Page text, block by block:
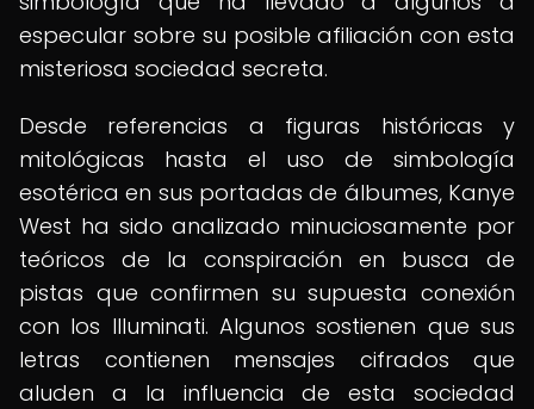
especular sobre su posible afiliación con esta
misteriosa sociedad secreta.
Desde referencias a figuras históricas y
mitológicas hasta el uso de simbología
esotérica en sus portadas de álbumes, Kanye
West ha sido analizado minuciosamente por
teóricos de la conspiración en busca de
pistas que confirmen su supuesta conexión
con los Illuminati. Algunos sostienen que sus
letras contienen mensajes cifrados que
aluden a la influencia de esta sociedad